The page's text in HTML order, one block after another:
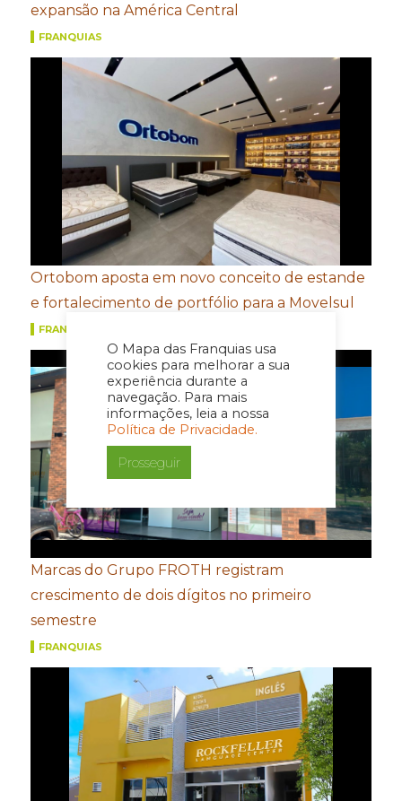
O Mapa das Franquias usa
cookies para melhorar a sua
experiência durante a
navegação. Para mais
informações, leia a nossa
Política de Privacidade.
Prosseguir
expansão na América Central
FRANQUIAS
Ortobom aposta em novo conceito de estande
e fortalecimento de portfólio para a Movelsul
FRANQUIAS
Marcas do Grupo FROTH registram
crescimento de dois dígitos no primeiro
semestre
FRANQUIAS